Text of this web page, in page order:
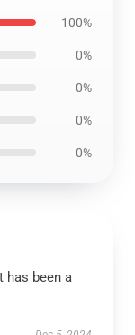
100%
0%
0%
0%
0%
has been a